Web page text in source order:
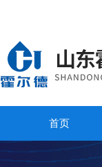
首页